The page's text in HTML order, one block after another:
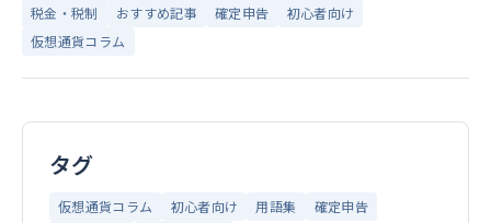
税金・税制 おすすめ記事 確定申告
初心者向け
仮想通貨コラム
タグ
仮想通貨コラム 初心者向け 用語集
確定申告